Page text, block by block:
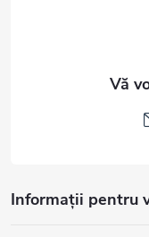
Informații pentru